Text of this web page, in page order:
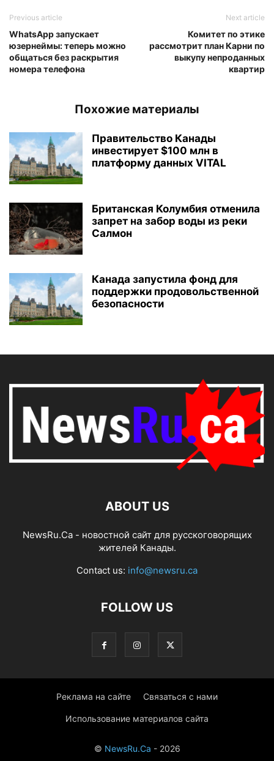
Previous article
WhatsApp запускает
юзернеймы: теперь можно
общаться без раскрытия
номера телефона
Next article
Комитет по этике
рассмотрит план Карни по
выкупу непроданных
квартир
Похожие материалы
Правительство Канады
инвестирует $100 млн в
платформу данных VITAL
Британская Колумбия отменила
запрет на забор воды из реки
Салмон
Канада запустила фонд для
поддержки продовольственной
безопасности
ABOUT US
NewsRu.Ca - новостной сайт для русскоговорящих
жителей Канады.
Contact us: info@newsru.ca
FOLLOW US
Реклама на сайте Связаться с нами
Использование материалов сайта
© NewsRu.Ca - 2026